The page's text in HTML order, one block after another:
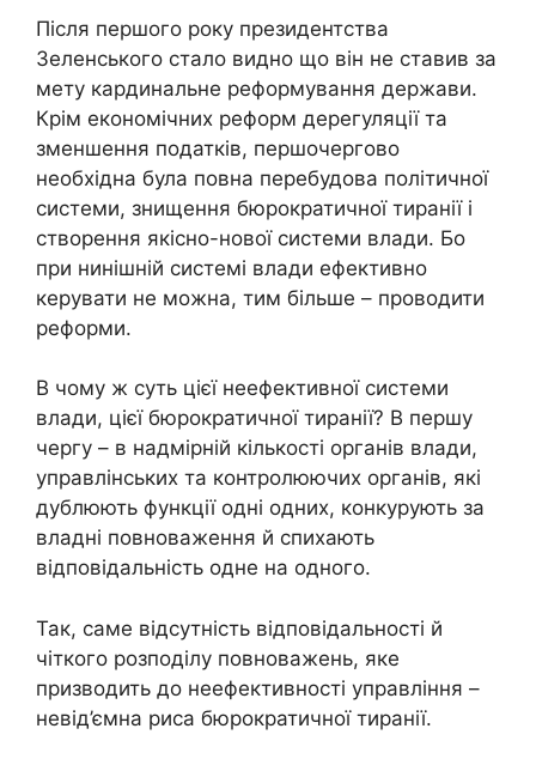
Після першого року президентства
Зеленського стало видно що він не ставив за
мету кардинальне реформування держави.
Крім економічних реформ дерегуляції та
зменшення податків, першочергово
необхідна була повна перебудова політичної
системи, знищення бюрократичної тиранії і
створення якісно-нової системи влади. Бо
при нинішній системі влади ефективно
керувати не можна, тим більше – проводити
реформи.
В чому ж суть цієї неефективної системи
влади, цієї бюрократичної тиранії? В першу
чергу – в надмірній кількості органів влади,
управлінських та контролюючих органів, які
дублюють функції одні одних, конкурують за
владні повноваження й спихають
відповідальність одне на одного.
Так, саме відсутність відповідальності й
чіткого розподілу повноважень, яке
призводить до неефективності управління –
невід’ємна риса бюрократичної тиранії.